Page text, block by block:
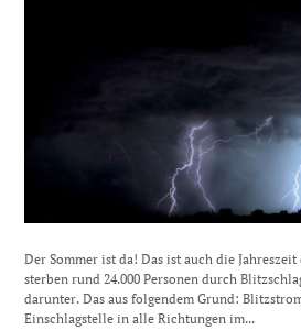
Der Sommer ist da! Das ist auch die
sterben rund 24.000 Personen durch
darunter. Das aus folgendem Grund:
Einschlagstelle in alle Richtungen im...